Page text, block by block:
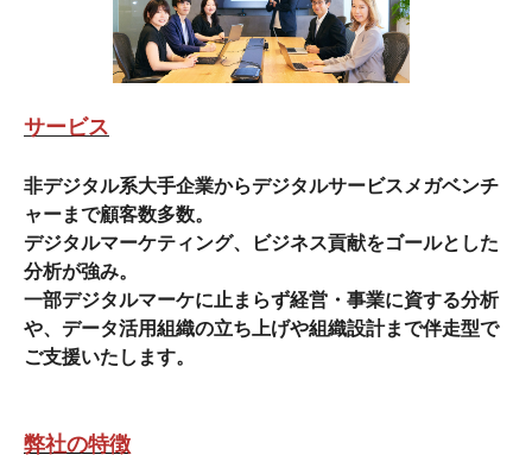
サービス
非デジタル系大手企業からデジタルサービスメガベンチ
ャーまで顧客数多数。
デジタルマーケティング、ビジネス貢献をゴールとした
分析が強み。
一部デジタルマーケに止まらず経営・事業に資する分析
や、データ活用組織の立ち上げや組織設計まで伴走型で
ご支援いたします。
弊社の特徴